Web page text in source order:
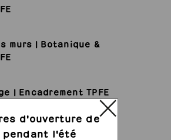
d'ouverture de
pendant l'été
murs | Botanique &
| Encadrement TPFE